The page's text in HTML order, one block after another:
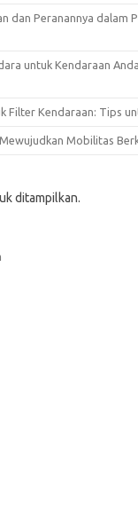
dan Peranannya dalam
untuk Kendaraan
Filter Kendaraan: Tips
Mobilitas
ditampilkan.